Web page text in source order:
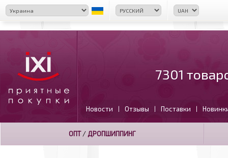
7301
Новости | Отзывы | Поставки |
ОПТ/ ДРОПШИППИНГ